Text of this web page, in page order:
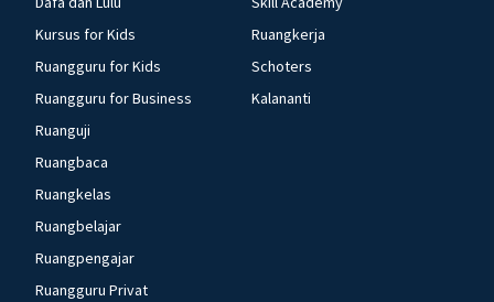
Kursus for Kids
Ruangguru for Kids
Ruangguru for Business
Ruanguji
Ruangbaca
Ruangkelas
Ruangbelajar
Ruangpengajar
Ruangguru Privat
Ruangkerja
Schoters
Kalananti